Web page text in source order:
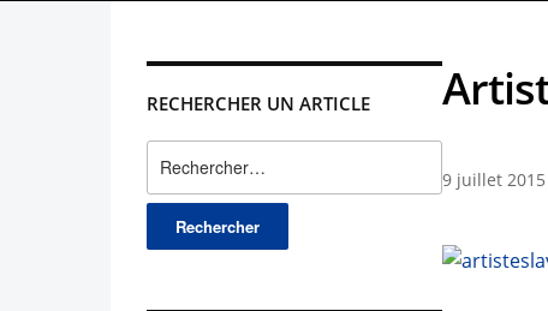
RECHERCHER UN ARTICLE
9 juillet 2015